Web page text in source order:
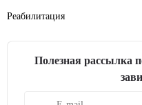
Реабилитация
Полезная рассылка